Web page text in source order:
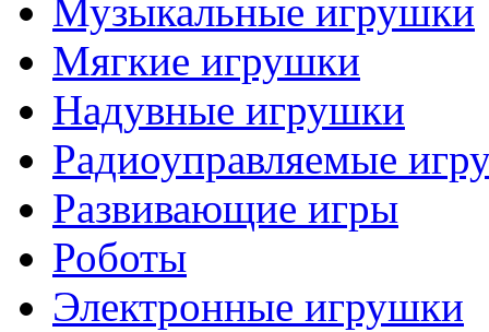
Музыкальные игрушки
Мягкие игрушки
Надувные игрушки
Радиоуправляемые
Развивающие игры
Роботы
Электронные игрушки